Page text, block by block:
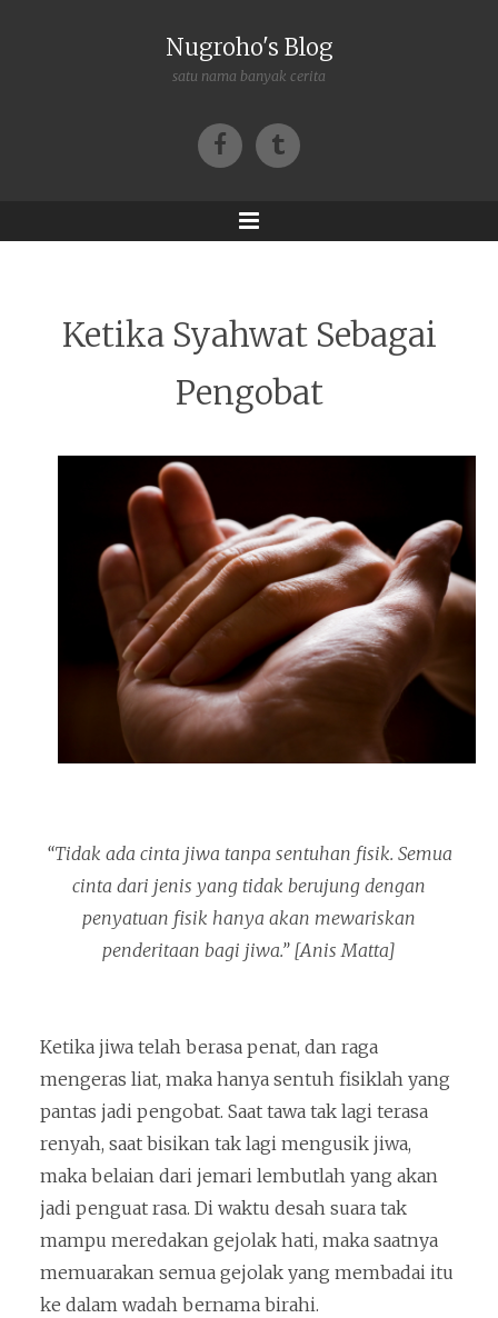
Nugroho's Blog
satu nama banyak cerita
Facebook
Menu
Ketika Syahwat Sebagai
Pengobat
“Tidak ada cinta jiwa tanpa sentuhan fisik. Semua
cinta dari jenis yang tidak berujung dengan
penyatuan fisik hanya akan mewariskan
penderitaan bagi jiwa.” [Anis Matta]
Ketika jiwa telah berasa penat, dan raga
mengeras liat, maka hanya sentuh fisiklah yang
pantas jadi pengobat. Saat tawa tak lagi terasa
renyah, saat bisikan tak lagi mengusik jiwa,
maka belaian dari jemari lembutlah yang akan
jadi penguat rasa. Di waktu desah suara tak
mampu meredakan gejolak hati, maka saatnya
memuarakan semua gejolak yang membadai itu
ke dalam wadah bernama birahi.